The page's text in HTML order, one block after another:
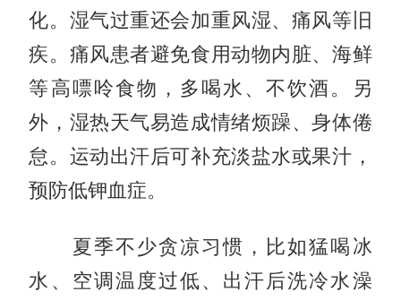
化。湿气过重还会加重风湿、痛风等旧
疾。痛风患者避免食用动物内脏、海鲜
等高嘌呤食物，多喝水、不饮酒。另
外，湿热天气易造成情绪烦躁、身体倦
怠。运动出汗后可补充淡盐水或果汁，
预防低钾血症。
夏季不少贪凉习惯，比如猛喝冰
水、空调温度过低、出汗后洗冷水澡